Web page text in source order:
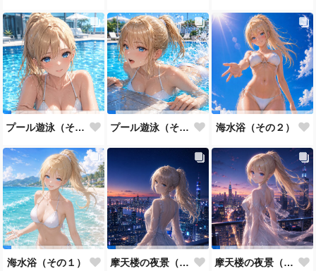
プール遊泳（その２） プール遊泳（その１） 海水浴（その２）
海水浴（その１） 摩天楼の夜景（その２） 摩天楼の夜景（その１）